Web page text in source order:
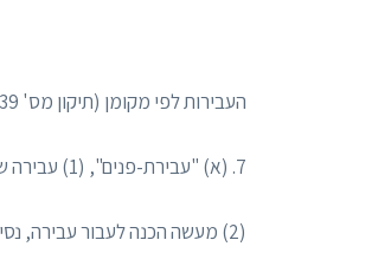
העבירות לפי מקומן (תיקון מס' 39) תשנ"ד-1994
7. (א) "עבירת-פנים", (1) עבירה שנעברה כולה או מקצתה בתוך שטח ישראל;
(2) מעשה הכנה לעבור עבירה,